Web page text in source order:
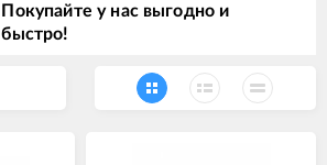
Покупайте у нас выгодно и
быстро!